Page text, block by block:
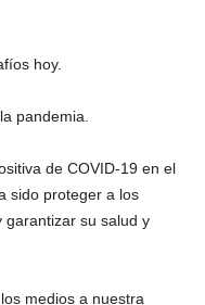
hoy.
pandemia.
de COVID-19 en el
sido proteger a los
garantizar su salud y
medios a nuestra